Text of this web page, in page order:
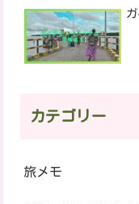
カテゴリー
旅メモ